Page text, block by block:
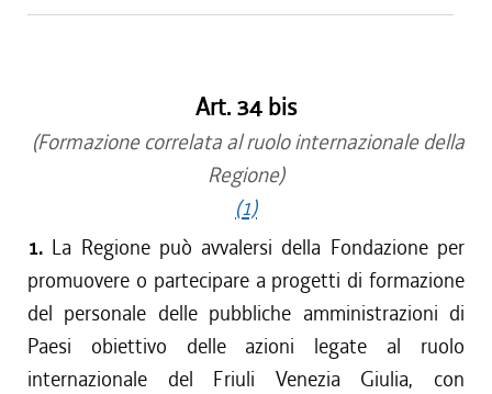
Art. 34 bis
(Formazione correlata al ruolo internazionale della
Regione)
(1)
1. La Regione può avvalersi della Fondazione per
promuovere o partecipare a progetti di formazione
del personale delle pubbliche amministrazioni di
Paesi obiettivo delle azioni legate al ruolo
internazionale del Friuli Venezia Giulia, con